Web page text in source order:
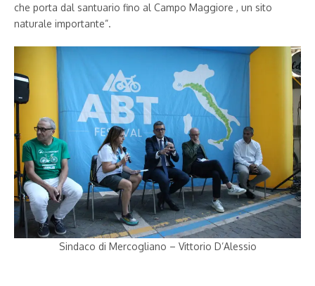
che porta dal santuario fino al Campo Maggiore , un sito
naturale importante”.
Sindaco di Mercogliano – Vittorio D’Alessio